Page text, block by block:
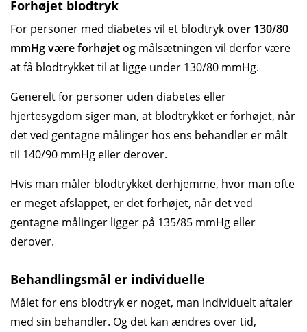
Forhøjet blodtryk
For personer med diabetes vil et blodtrykover 130/80
mmHg være forhøjet og målsætningen vil derfor være
at få blodtrykket til at ligge under 130/80 mmHg.
Generelt for personer uden diabetes eller
hjertesygdom siger man, at blod­trykket er forhøjet, når
det ved gentagne målinger hos ens behandler er målt
til 140/90 mmHg eller derover.
Hvis man måler blodtrykket derhjemme, hvor man ofte
er meget afslappet, er det forhøjet, når det ved
gentagne målinger ligger på 135/85 mmHg eller
derover.
Behandlingsmål er individuelle
Målet for ens blodtryk er noget, man individuelt aftaler
med sin behandler. Og det kan ændres over tid,